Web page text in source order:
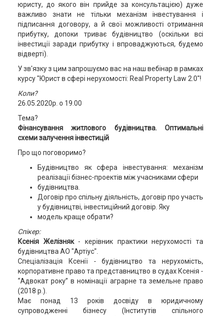
юристу, до якого він прийде за консультацією) дуже
важливо знати не тільки механізм інвестування і
підписання договору, а й свої можливості отримання
прибутку, допоки триває будівництво (оскільки всі
інвестиції заради прибутку і впроваджуються, будемо
відверті).
У зв'язку з цим запрошуємо вас на наш вебінар в рамках
курсу "Юрист в сфері нерухомості: Real Property Law 2.0"!
Коли?
26.05.2020р. о 19.00
Тема?
Фінансування житлового будівництва. Оптимальні
схеми залучення інвестицій
Про що поговоримо?
Будівництво як сфера інвестування: механізм
реалізації бізнес-проектів між учасниками сфери
будівництва.
Договір про спільну діяльність, договір про участь
у будівництві, інвестиційний договір. Яку
модель краще обрати?
Спікер:
Ксенія Желізняк- керівник практики нерухомості та
будівництва АО "Артіус".
Спеціалізація Ксенії - будівництво та нерухомість,
корпоративне право та представництво в судах Ксенія -
“Адвокат року” в номінації аграрне та земельне право
(2018 р.).
Має понад 13 років досвіду в юридичному
супроводженні бізнесу (Інститутів спільного